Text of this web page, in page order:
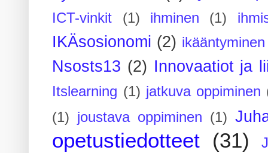
ICT-vinkit
(1) ihminen (1)
IKÄsosionomi (2) ikääntyminen
Nsosts13 (2) Innovaatiot ja
Itslearning (1) jatkuva oppiminen
(1) joustava oppiminen (1)
opetustiedotteet (31)